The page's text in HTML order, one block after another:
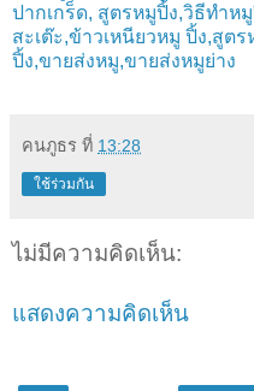
ปากเกร็ด, สูตรหมูปิ้ง,วิธีทำห
สะเต๊ะ,ข้าวเหนียวหมู ปิ้ง,สูต
ปิ้ง,ขายส่งหมู,ขายส่งหมูย่าง
คนภูธร ที่ 13:28
ใช้ร่วมกัน
ไม่มีความคิดเห็น:
แสดงความคิดเห็น